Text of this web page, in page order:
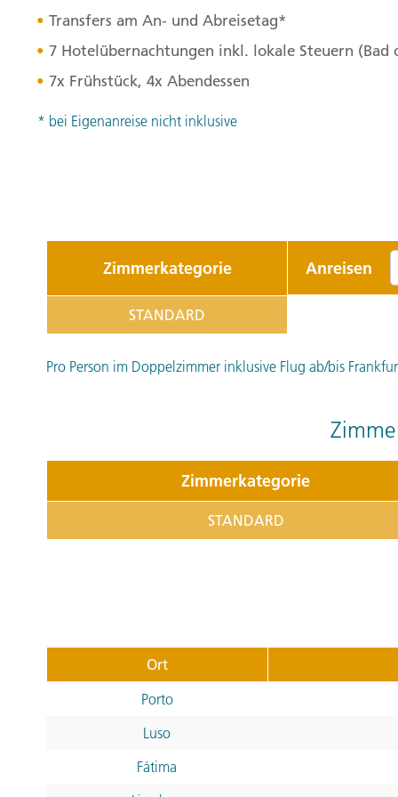
Transfers am An- und Abreisetag*
7 Hotelübernachtungen inkl. lokale Steuern (Bad
7x Frühstück, 4x Abendessen
* bei Eigenanreise nicht inklusive
Zimmerkategorie Anreisen
STANDARD
Pro Person im Doppelzimmer inklusive Flug ab/bis
Zimmerkategorie
STANDARD
Ort
Porto
Luso
Fátima